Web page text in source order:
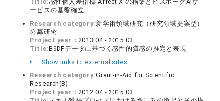
Title:感性個人差指標 Affect-X の構築とビスポークAIサ
ービスの基盤確立
Research category: 新学術領域研究（研究領域提案型）
公募研究
Project year：2013.04 - 2015.03
Title:BSDFデータに基づく感性的質感の推定と表現
Show links to external sites
Research category:Grant-in-Aid for Scientific
Research(B)
Project year：2012.04 - 2015.03